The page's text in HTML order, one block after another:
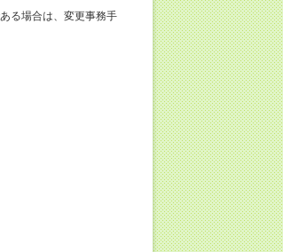
る場合は、変更事務手